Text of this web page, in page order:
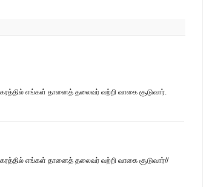
எங்கள் தானைத் தலைவர் வற்றி வாகை சூடுவார்.
எங்கள் தானைத் தலைவர் வற்றி வாகை சூடுவார்//